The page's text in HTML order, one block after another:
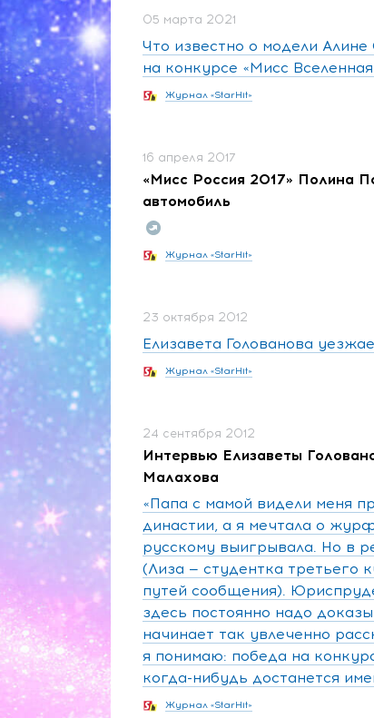
05 марта 2021
Что известно о модели
на конкурсе «Мисс
Журнал «StarHit»
16 апреля 2017
«Мисс Россия 2017» Полина
автомобиль
Журнал «StarHit»
23 октября 2012
Елизавета Голованова
Журнал «StarHit»
24 сентября 2012
Интервью Елизаветы
Малахова
«Папа с мамой видели меня
династии, а я мечтала о
русскому выигрывала. Но в
(Лиза — студентка третьего
путей сообщения).
здесь постоянно надо
начинает так увлеченно
я понимаю: победа на
когда-нибудь достанется
Журнал «StarHit»